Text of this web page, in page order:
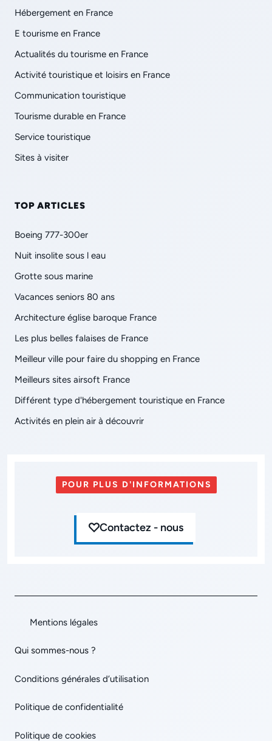
Hébergement en France
E tourisme en France
Actualités du tourisme en France
Activité touristique et loisirs en France
Communication touristique
Tourisme durable en France
Service touristique
Sites à visiter
TOP ARTICLES
Boeing 777-300er
Nuit insolite sous l eau
Grotte sous marine
Vacances seniors 80 ans
Architecture église baroque France
Les plus belles falaises de France
Meilleur ville pour faire du shopping en France
Meilleurs sites airsoft France
Différent type d'hébergement touristique en France
Activités en plein air à découvrir
POUR PLUS D'INFORMATIONS
Contactez - nous
Mentions légales
Qui sommes-nous ?
Conditions générales d’utilisation
Politique de confidentialité
Politique de cookies